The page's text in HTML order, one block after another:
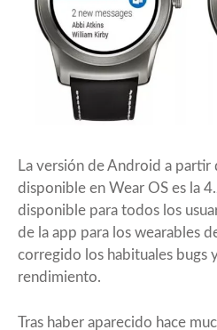
La versión de Android a partir
disponible en Wear OS es la
disponible para todos los
de la app para los wearables
corregido los habituales bugs
rendimiento.
Tras haber aparecido hace